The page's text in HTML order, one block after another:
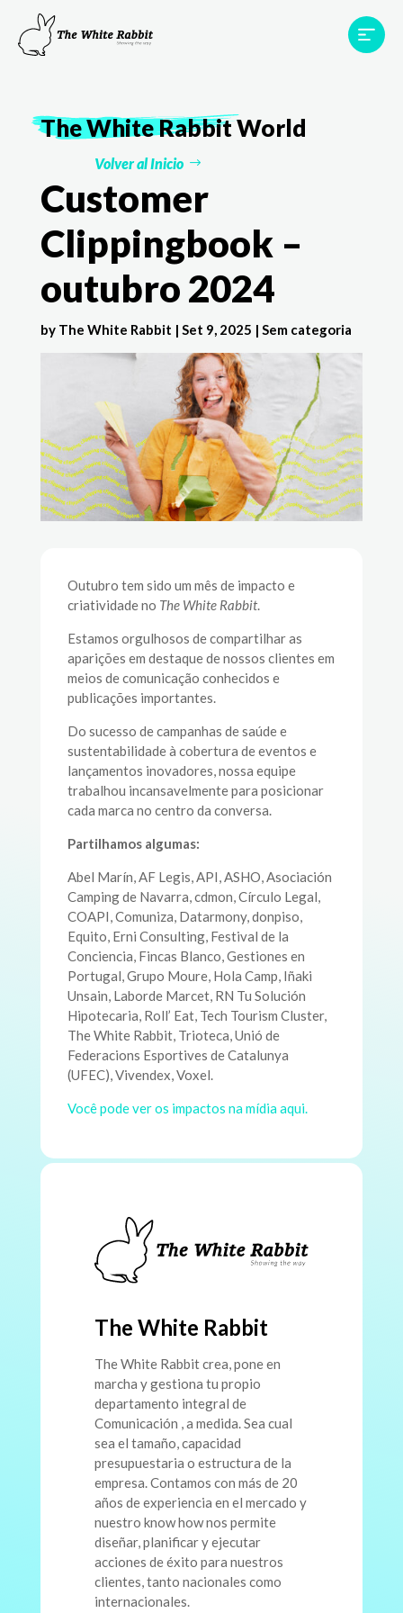
Projetos
The White RabbitWorld
Volver al Inicio
Customer
Clippingbook –
outubro 2024
by The White Rabbit | Set 9, 2025 | Sem categoria
Outubro tem sido um mês de impacto e
criatividade no The White Rabbit.
Estamos orgulhosos de compartilhar as
aparições em destaque de nossos clientes em
meios de comunicação conhecidos e
publicações importantes.
Do sucesso de campanhas de saúde e
sustentabilidade à cobertura de eventos e
lançamentos inovadores, nossa equipe
trabalhou incansavelmente para posicionar
cada marca no centro da conversa.
Partilhamos algumas:
Abel Marín, AF Legis, API, ASHO, Asociación
Camping de Navarra, cdmon, Círculo Legal,
COAPI, Comuniza, Datarmony, donpiso,
Equito, Erni Consulting, Festival de la
Conciencia, Fincas Blanco, Gestiones en
Portugal, Grupo Moure, Hola Camp, Iñaki
Unsain, Laborde Marcet, RN Tu Solución
Hipotecaria, Roll’ Eat, Tech Tourism Cluster,
The White Rabbit, Trioteca, Unió de
Federacions Esportives de Catalunya
(UFEC), Vivendex, Voxel.
Você pode ver os impactos na mídia aqui.
The White Rabbit
The White Rabbit crea, pone en
marcha y gestiona tu propio
departamento integral de
Comunicación , a medida. Sea cual
sea el tamaño, capacidad
presupuestaria o estructura de la
empresa. Contamos con más de 20
años de experiencia en el mercado y
nuestro know how nos permite
diseñar, planificar y ejecutar
acciones de éxito para nuestros
clientes, tanto nacionales como
internacionales.